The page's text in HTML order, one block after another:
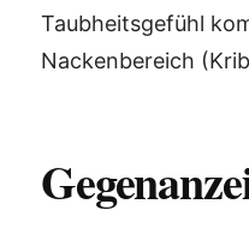
Taubheitsgefühl
Nackenbereich